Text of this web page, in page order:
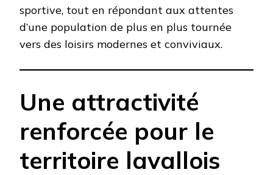
sportive, tout en répondant aux attentes
d’une population de plus en plus tournée
vers des loisirs modernes et conviviaux.
Une attractivité
renforcée pour le
territoire lavallois